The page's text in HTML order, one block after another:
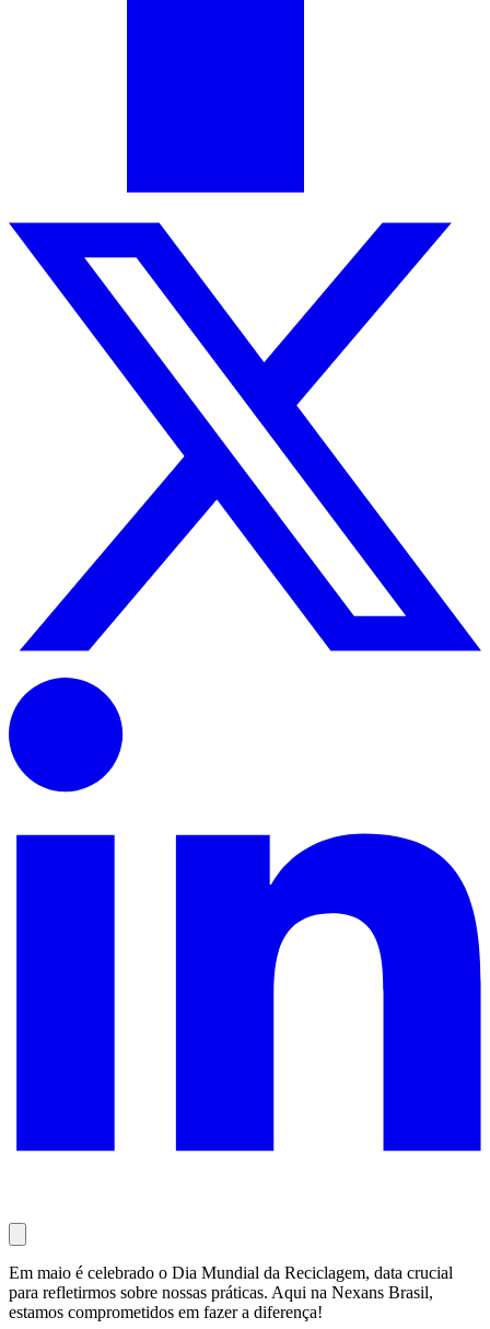
Em maio é celebrado o Dia Mundial da Reciclagem, data crucial
para refletirmos sobre nossas práticas. Aqui na Nexans Brasil,
estamos comprometidos em fazer a diferença!